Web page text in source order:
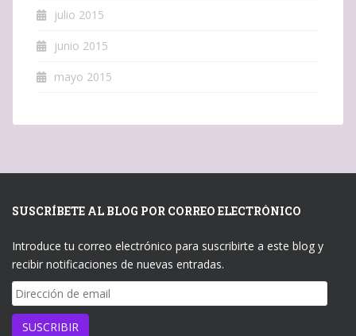
julio 2015
junio 2015
mayo 2015
SUSCRÍBETE AL BLOG POR CORREO ELECTRÓNICO
Introduce tu correo electrónico para suscribirte a este blog y
recibir notificaciones de nuevas entradas.
Dirección
de
email
SUSCRIBIR